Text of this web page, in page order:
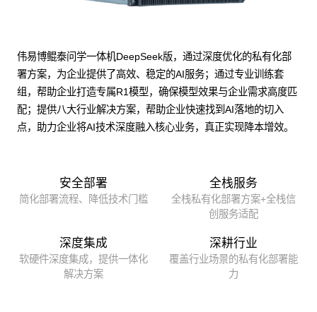
伟易博鲲泰问学一体机DeepSeek版，通过深度优化的私有化部
署方案，为企业提供了高效、稳定的AI服务；通过专业训练套
组，帮助企业打造专属R1模型，确保模型效果与企业需求高度匹
配；提供八大行业解决方案，帮助企业快速找到AI落地的切入
点，助力企业将AI技术深度融入核心业务，真正实现降本增效。
安全部署
简化部署流程、降低技术门槛
全栈服务
全栈私有化部署方案+全栈信
创服务适配
深度集成
软硬件深度集成，提供一体化
解决方案
深耕行业
覆盖行业场景的私有化部署能
力